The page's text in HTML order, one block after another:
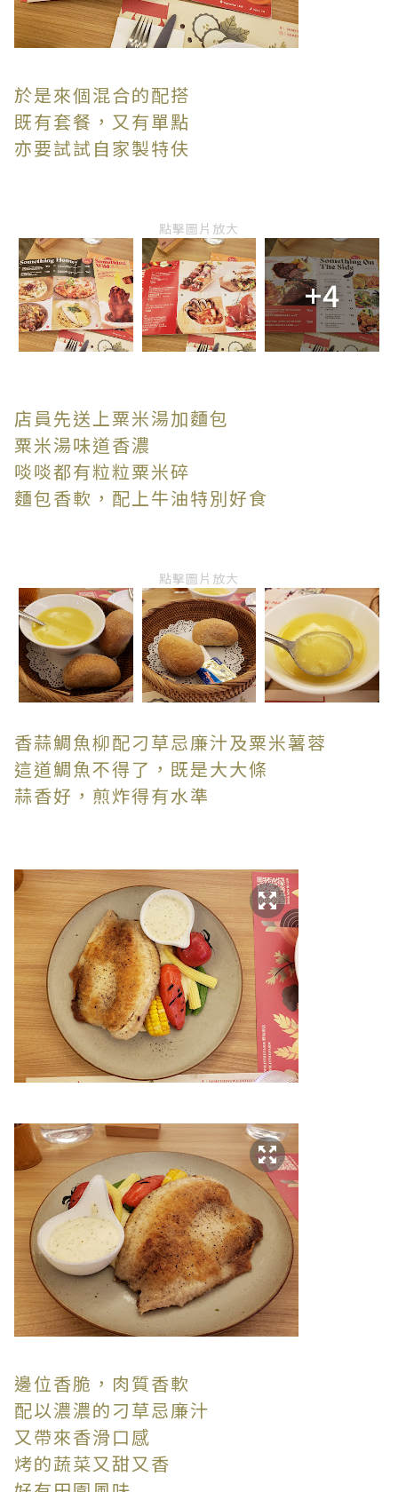
於是來個混合的配搭
既有套餐，又有單點
亦要試試自家製特伕
點擊圖片放大
+4
店員先送上粟米湯加麵包
粟米湯味道香濃
啖啖都有粒粒粟米碎
麵包香軟，配上牛油特別好食
點擊圖片放大
香蒜鯛魚柳配刁草忌廉汁及粟米薯蓉
這道鯛魚不得了，既是大大條
蒜香好，煎炸得有水準
邊位香脆，肉質香軟
配以濃濃的刁草忌廉汁
又帶來香滑口感
烤的蔬菜又甜又香